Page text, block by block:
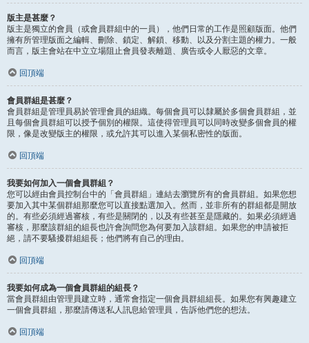
版主是甚麼？
版主是獨立的會員（或會員群組中的一員），他們日常的工作是照顧版面。他們
擁有所管理版面之編輯、刪除、鎖定、解鎖、移動、以及分割主題的權力。一般
而言，版主會站在中立立場阻止會員發表離題、廣告或令人厭惡的文章。
回頂端
會員群組是甚麼？
會員群組是管理員易於管理會員的組織。每個會員可以隸屬於多個會員群組，並
且每個會員群組可以授予個別的權限。這使得管理員可以同時改變多個會員的權
限，像是改變版主的權限，或允許其可以進入某個私密性的版面。
回頂端
我要如何加入一個會員群組？
您可以經由會員控制台中的「會員群組」連結去瀏覽所有的會員群組。如果您想
要加入其中某個群組那麼您可以直接點選加入。然而，並非所有的群組都是開放
的。有些必須經過審核，有些是關閉的，以及有些甚至是隱藏的。如果必須經過
審核，那麼該群組的組長也許會詢問您為何要加入該群組。如果您的申請被拒
絕，請不要騷擾群組組長；他們將有自己的理由。
回頂端
我要如何成為一個會員群組的組長？
當會員群組由管理員建立時，通常會指定一個會員群組組長。如果您有興趣建立
一個會員群組，那麼請傳送私人訊息給管理員，告訴他們您的想法。
回頂端